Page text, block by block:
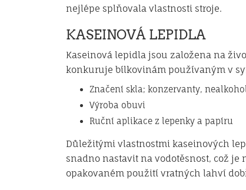
nejlépe splňovala vlastnosti stroje.
KASEINOVÁ LEPIDLA
Kaseinová lepidla jsou založena na
konkuruje bílkovinám používaným v
Značení skla; konzervanty,
Výroba obuvi
Ruční aplikace z lepenky a papíru
Důležitými vlastnostmi kaseinových
snadno nastavit na vodotěsnost, což
opakovaném použití vratných lahví